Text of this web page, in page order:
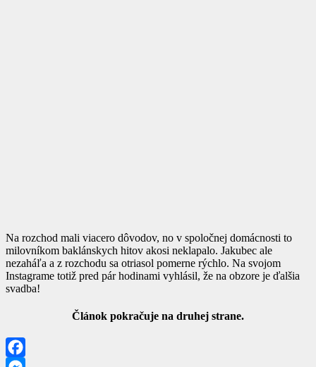
Na rozchod mali viacero dôvodov, no v spoločnej domácnosti to
milovníkom baklánskych hitov akosi neklapalo. Jakubec ale
nezaháľa a z rozchodu sa otriasol pomerne rýchlo. Na svojom
Instagrame totiž pred pár hodinami vyhlásil, že na obzore je ďalšia
svadba!
Článok pokračuje na druhej strane.